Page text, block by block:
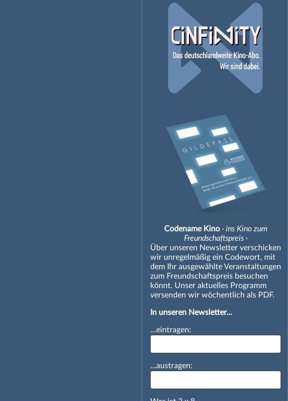
Codename Kino · ins Kino zum
Freundschaftspreis ·
Über unseren Newsletter verschicken
wir unregelmäßig ein Codewort, mit
dem Ihr ausgewählte Veranstaltungen
zum Freundschaftspreis besuchen
könnt. Unser aktuelles Programm
versenden wir wöchentlich als PDF.
In unseren Newsletter...
...eintragen:
...austragen: